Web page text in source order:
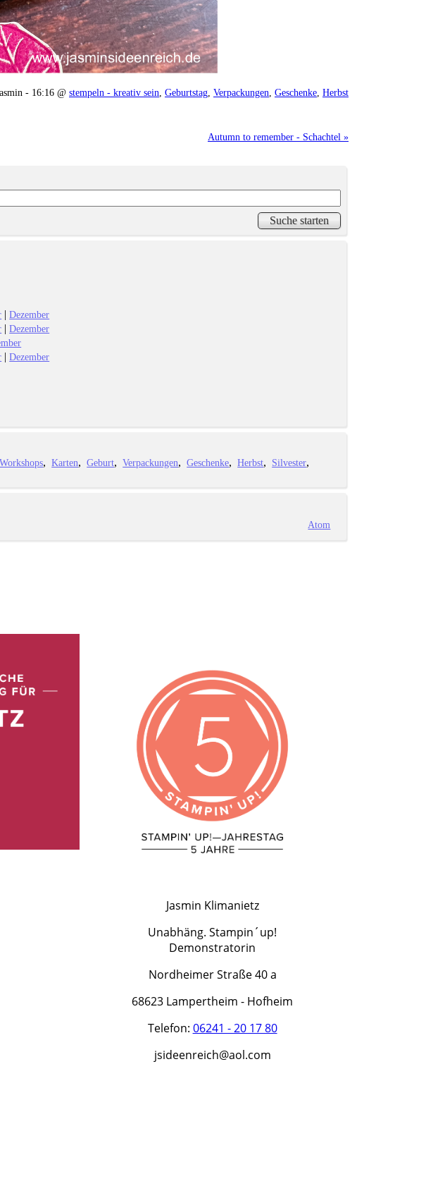
- 16:16 @ stempeln - kreativ sein, Geburtstag, Verpackungen, Geschenke, Herbst
Autumn to remember - Schachtel »
|Dezember
|Dezember
|Dezember
Workshops Karten Geburt Verpackungen Geschenke Herbst
Silvester
Atom
Jasmin Klimanietz
Unabhäng. Stampin´up!
Demonstratorin
Nordheimer Straße 40 a
68623 Lampertheim - Hofheim
Telefon: 06241 - 20 17 80
jsideenreich@aol.com